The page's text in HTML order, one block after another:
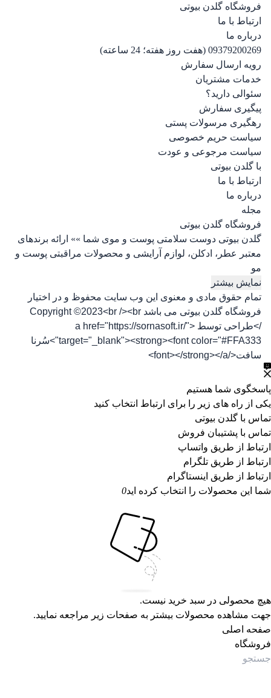
فروشگاه گلدن بیوتی
ارتباط با ما
درباره ما
09379200269 (هفت روز هفته؛ 24 ساعته)
رویه ارسال سفارش
خدمات مشتریان
سئوالی دارید؟
پیگیری سفارش
رهگیری مرسولات پستی
سیاست حریم خصوصی
سیاست مرجوعی و عودت
با گلدن بیوتی
ارتباط با ما
درباره ما
مجله
فروشگاه گلدن بیوتی
گلدن بیوتی دوست سلامتی پوست و موی شما »» ارائه برندهای
معتبر عطر، ادکلن، لوازم آرایشی و محصولات مراقبتی پوست و
مو
نمایش بیشتر
تمام حقوق مادی و معنوی این وب سایت محفوظ و در اختیار
فروشگاه گلدن بیوتی می باشد Copyright ©2023<br /><br
/>طراحی توسط <a href="https://sornasoft.ir/"
target="_blank"><strong><font color="#FFA333">سُرنا
سافت</font></strong></a>
پاسخگوی شما هستیم
یکی از راه های زیر را برای ارتباط انتخاب کنید
تماس با گلدن بیوتی
تماس با پشتیبان فروش
ارتباط از طریق واتساپ
ارتباط از طریق تلگرام
ارتباط از طریق اینستاگرام
شما این محصولات را انتخاب کرده اید0
هیچ محصولی در سبد خرید نیست.
جهت مشاهده محصولات بیشتر به صفحات زیر مراجعه نمایید.
صفحه اصلی
فروشگاه